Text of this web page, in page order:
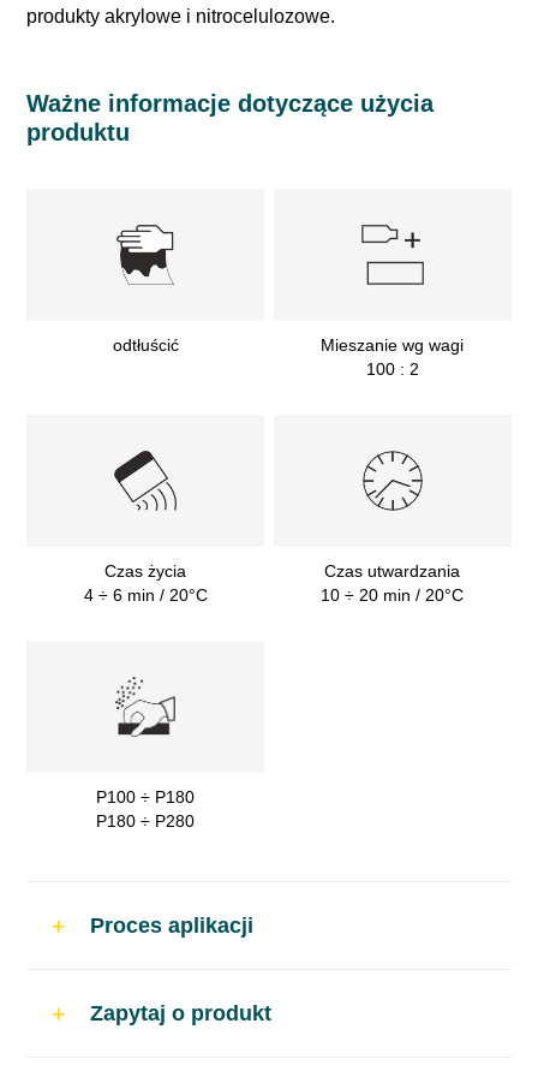
produkty akrylowe i nitrocelulozowe.
Ważne informacje dotyczące użycia
produktu
odtłuścić
Mieszanie wg wagi
100 : 2
Czas życia
4 ÷ 6 min / 20°C
Czas utwardzania
10 ÷ 20 min / 20°C
P100 ÷ P180
P180 ÷ P280
Proces aplikacji
Zapytaj o produkt